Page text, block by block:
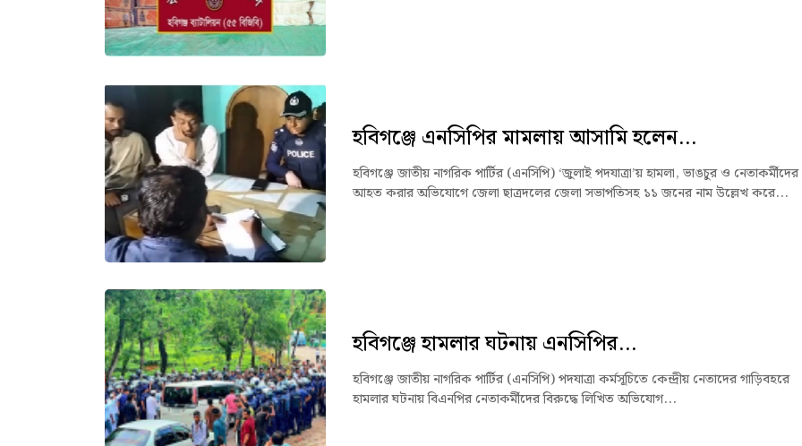
হবিগঞ্জে এনসিপির মামলায় আসামি হলেন...
হবিগঞ্জে জাতীয় নাগরিক পার্টির (এনসিপি) ‘জুলাই পদযাত্রা’য় হামলা, ভাঙচুর ও নেতাকর্মীদের
আহত করার অভিযোগে জেলা ছাত্রদলের জেলা সভাপতিসহ ১১ জনের নাম উল্লেখ করে...
হবিগঞ্জে হামলার ঘটনায় এনসিপির...
হবিগঞ্জে জাতীয় নাগরিক পার্টির (এনসিপি) পদযাত্রা কর্মসূচিতে কেন্দ্রীয় নেতাদের গাড়িবহরে
হামলার ঘটনায় বিএনপির নেতাকর্মীদের বিরুদ্ধে লিখিত অভিযোগ...